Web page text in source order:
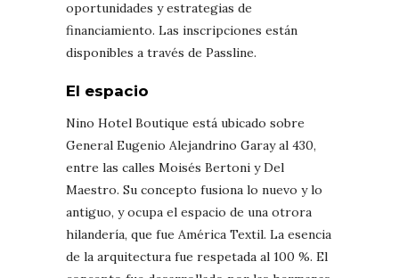
oportunidades y estrategias de
financiamiento. Las inscripciones están
disponibles a través de Passline.
El espacio
Nino Hotel Boutique está ubicado sobre
General Eugenio Alejandrino Garay al 430,
entre las calles Moisés Bertoni y Del
Maestro. Su concepto fusiona lo nuevo y lo
antiguo, y ocupa el espacio de una otrora
hilandería, que fue América Textil. La esencia
de la arquitectura fue respetada al 100 %. El